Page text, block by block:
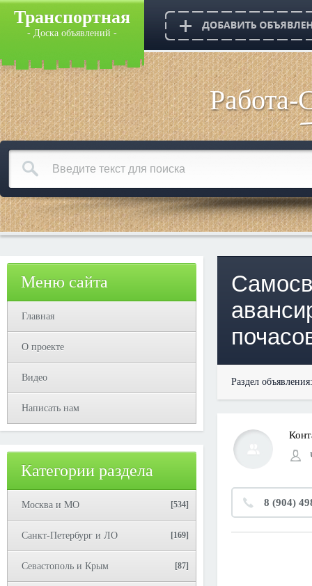
Транспортная
- Доска объявлений -
Меню сайта
Главная
О проекте
Видео
Написать нам
Категории раздела
Москва и МО [534]
Санкт-Петербург и ЛО [169]
Севастополь и Крым [87]
Раздел
8 (904)